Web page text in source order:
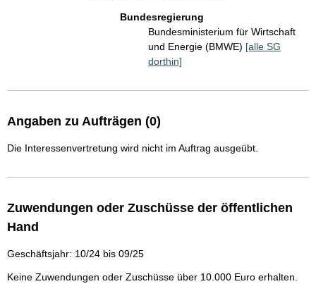
Bundesregierung
Bundesministerium für Wirtschaft
und Energie (BMWE) [alle SG
dorthin]
Angaben zu Aufträgen (0)
Die Interessenvertretung wird nicht im Auftrag ausgeübt.
Zuwendungen oder Zuschüsse der öffentlichen
Hand
Geschäftsjahr: 10/24 bis 09/25
Keine Zuwendungen oder Zuschüsse über 10.000 Euro erhalten.